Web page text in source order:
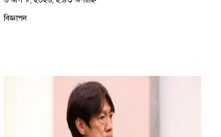
বিজ্ঞাপন